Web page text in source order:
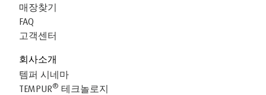
매장찾기
FAQ
고객센터
회사소개
템퍼 시네마
TEMPUR® 테크놀로지